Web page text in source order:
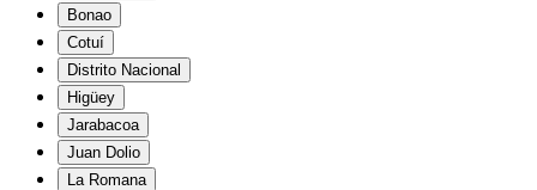
Bonao
Cotuí
Distrito Nacional
Higüey
Jarabacoa
Juan Dolio
La Romana